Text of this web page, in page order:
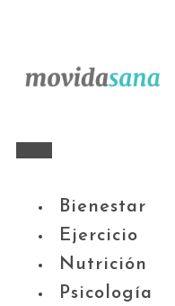
Bienestar
Ejercicio
Nutrición
Psicología